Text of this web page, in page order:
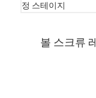
볼 스크류